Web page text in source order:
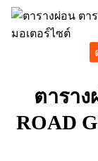
Skip
Search
ตาราง
ROAD